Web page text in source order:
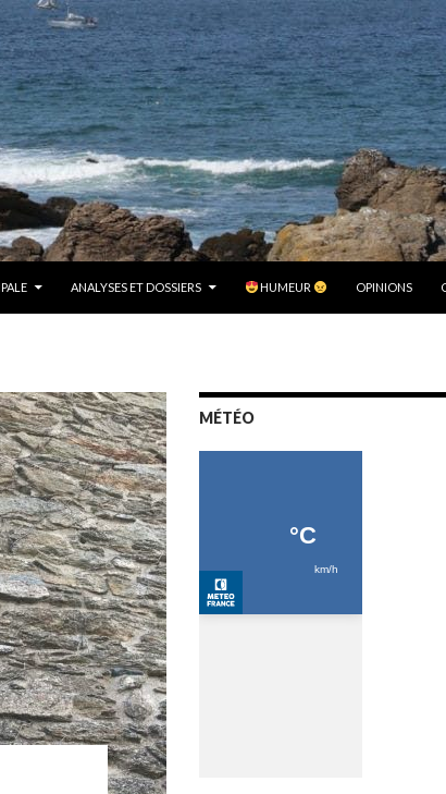
ANALYSES ET DOSSIERS HUMEUR OPINIONS
MÉTÉO